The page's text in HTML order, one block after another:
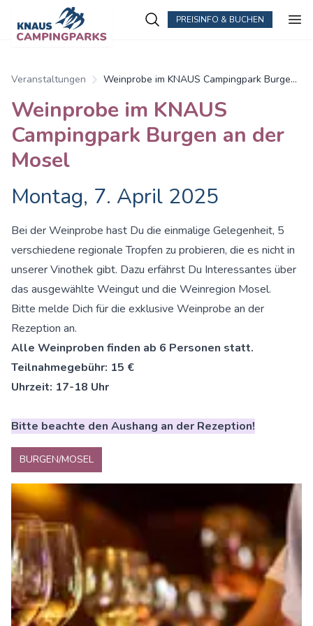
PREISINFO & BUCHEN
Veranstaltungen
Weinprobe im KNAUS Campingpark Burgen
Weinprobe im KNAUS
Campingpark Burgen an der
Mosel
Montag, 7. April 2025
Bei der Weinprobe hast Du die einmalige Gelegenheit, 5
verschiedene regionale Tropfen zu probieren, die es nicht in
unserer Vinothek gibt. Dazu erfährst Du Interessantes über
das ausgewählte Weingut und die Weinregion Mosel.
Bitte melde Dich für die exklusive Weinprobe an der
Rezeption an.
Alle Weinproben finden ab 6 Personen statt.
Teilnahmegebühr: 15 €
Uhrzeit: 17-18 Uhr
Bitte beachte den Aushang an der Rezeption!
BURGEN/MOSEL